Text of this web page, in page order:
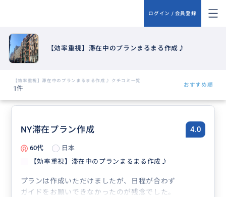
ログイン / 会員登録
【効率重視】滞在中のプランまるまる作成♪
【効率重視】滞在中のプランまるまる作成♪ クチコミ一覧
1件 おすすめ順
NY滞在プラン作成 4.0
60代
日本
【効率重視】滞在中のプランまるまる作成♪
プランは作成いただけましたが、日程が合わず
ガイドをお願いできなかったのが残念でした。